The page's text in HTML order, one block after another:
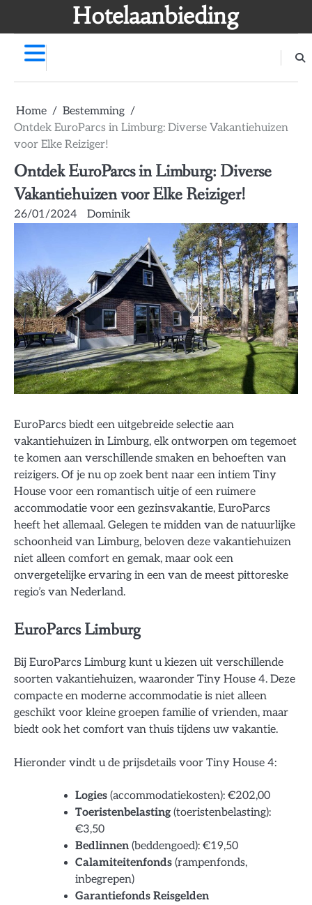
Hotelaanbieding
Home
Bestemming
Ontdek EuroParcs in Limburg: Diverse Vakantiehuizen
voor Elke Reiziger!
Ontdek EuroParcs in Limburg: Diverse
Vakantiehuizen voor Elke Reiziger!
26/01/2024 Dominik
EuroParcs biedt een uitgebreide selectie aan
vakantiehuizen in Limburg, elk ontworpen om tegemoet
te komen aan verschillende smaken en behoeften van
reizigers. Of je nu op zoek bent naar een intiem Tiny
House voor een romantisch uitje of een ruimere
accommodatie voor een gezinsvakantie, EuroParcs
heeft het allemaal. Gelegen te midden van de natuurlijke
schoonheid van Limburg, beloven deze vakantiehuizen
niet alleen comfort en gemak, maar ook een
onvergetelijke ervaring in een van de meest pittoreske
regio’s van Nederland.
EuroParcs Limburg
Bij EuroParcs Limburg kunt u kiezen uit verschillende
soorten vakantiehuizen, waaronder Tiny House 4. Deze
compacte en moderne accommodatie is niet alleen
geschikt voor kleine groepen familie of vrienden, maar
biedt ook het comfort van thuis tijdens uw vakantie.
Hieronder vindt u de prijsdetails voor Tiny House 4:
Logies (accommodatiekosten): €202,00
Toeristenbelasting (toeristenbelasting):
€3,50
Bedlinnen (beddengoed): €19,50
Calamiteitenfonds (rampenfonds,
inbegrepen)
Garantiefonds Reisgelden